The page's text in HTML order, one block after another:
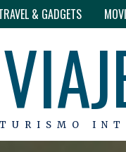
& GADGETS